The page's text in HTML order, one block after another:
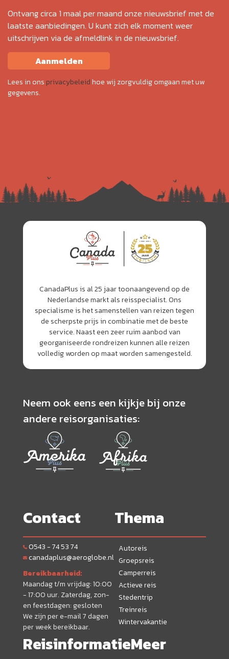
Ontvang circa 1 maal per maand onze nieuwsbrief met de
laatste aanbiedingen. U kunt zich elk moment weer
uitschrijven via de afmeldlink in de nieuwsbrief.
Aanmelden
Lees in onsprivacybeleidhoe wij zorgvuldig omgaan met uw
gegevens.
CanadaPlus is al 25 jaar toonaangevend op de
Nederlandse markt als reisspecialist. Ons
specialisme is het samenstellen van reizen tegen
de scherpste prijs in combinatie met de beste
service. Naast een zeer ruim aanbod van
georganiseerde rondreizen kunnen alle reizen
volledig worden op maat worden samengesteld.
Neem ook eens een kijkje bij onze
andere reisorganisaties:
Contact
0543 - 74 53 74
canadaplus@aeroglobe.nl
Bereikbaarheid:
Maandag t/m vrijdag: 10:00
- 17:00 uur. Zaterdag, zon-
en feestdagen: gesloten
We zijn per e-mail 7 dagen
per week bereikbaar.
Thema
Autoreis
Groepsreis
Camperreis
Actieve reis
Stedentrip
Treinreis
Wintervakantie
ReisinformatieMeer